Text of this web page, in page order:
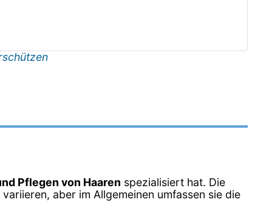
Pflegen von Haaren spezialisiert hat. Die
aber im Allgemeinen umfassen sie die